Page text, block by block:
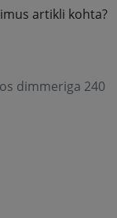
artikli kohta?
dimmeriga 240